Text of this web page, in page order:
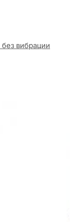
вибрации